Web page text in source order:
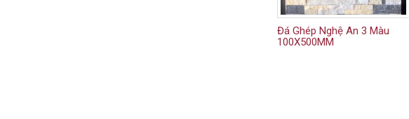
Đá Ghép Nghệ An 3 Màu
100X500MM